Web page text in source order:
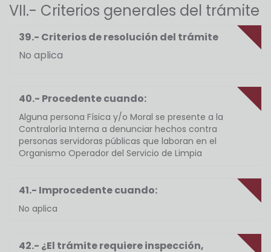
VII.- Criterios generales del trámite
39.- Criterios de resolución del trámite
No aplica
40.- Procedente cuando:
Alguna persona Física y/o Moral se presente a la
Contraloría Interna a denunciar hechos contra
personas servidoras públicas que laboran en el
Organismo Operador del Servicio de Limpia
41.- Improcedente cuando:
No aplica
42.- ¿El trámite requiere inspección,